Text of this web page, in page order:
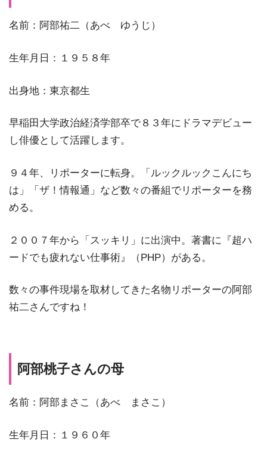
名前：阿部祐二（あべ ゆうじ）
生年月日：１９５８年
出身地：東京都生
早稲田大学政治経済学部卒で８３年にドラマデビュー
し俳優として活躍します。
９４年、リポーターに転身。「ルックルックこんにち
は」「ザ！情報通」など数々の番組でリポーターを務
める。
２００７年から「スッキリ」に出演中。著書に『超ハ
ードでも疲れない仕事術』（PHP）がある。
数々の事件現場を取材してきた名物リポーターの阿部
祐二さんですね！
阿部桃子さんの母
名前：阿部まさこ（あべ まさこ）
生年月日：１９６０年